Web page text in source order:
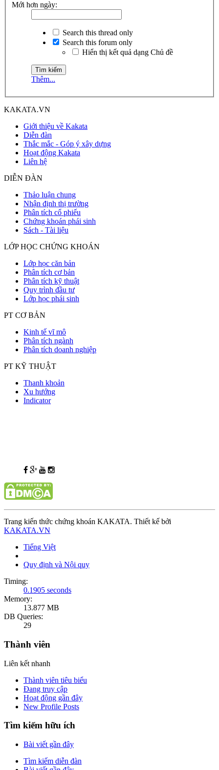
Mới hơn ngày:
Search this thread only
Search this forum only
Hiển thị kết quả dạng Chủ đề
Thêm...
KAKATA.VN
Giới thiệu về Kakata
Diễn đàn
Thắc mắc - Góp ý xây dựng
Hoạt động Kakata
Liên hệ
DIỄN ĐÀN
Thảo luận chung
Nhận định thị trường
Phân tích cổ phiếu
Chứng khoán phái sinh
Sách - Tài liệu
LỚP HỌC CHỨNG KHOÁN
Lớp học căn bản
Phân tích cơ bản
Phân tích kỹ thuật
Quy trình đầu tư
Lớp học phái sinh
PT CƠ BẢN
Kinh tế vĩ mô
Phân tích ngành
Phân tích doanh nghiệp
PT KỸ THUẬT
Thanh khoản
Xu hướng
Indicator
Trang kiến thức chứng khoán KAKATA. Thiết kế bởi
KAKATA.VN
Tiếng Việt
Quy định và Nội quy
Timing:
0.1905 seconds
Memory:
13.877 MB
DB Queries:
29
Thành viên
Liên kết nhanh
Thành viên tiêu biểu
Đang truy cập
Hoạt động gần đây
New Profile Posts
Tìm kiếm hữu ích
Bài viết gần đây
Tìm kiếm diễn đàn